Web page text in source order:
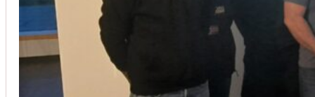
Kundenzufriedenheit. Bei der Installation von
Klimaanlagen verwenden wir nur hochwertige
Produkte führender Hersteller und gewährleisten,
dass jede Installation nicht nur effizient, sondern
auch energieeinsparend ist.